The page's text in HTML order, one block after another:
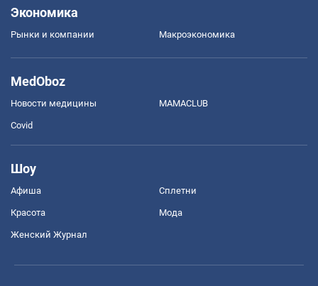
Экономика
Рынки и компании Mакроэкономика
MedOboz
Новости медицины MAMACLUB
Covid
Шоу
Афиша Сплетни
Красота Мода
Женский Журнал